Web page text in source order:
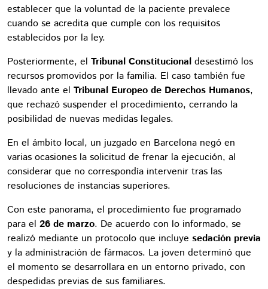
establecer que la voluntad de la paciente prevalece
cuando se acredita que cumple con los requisitos
establecidos por la ley.
Posteriormente, el Tribunal Constitucional desestimó los
recursos promovidos por la familia. El caso también fue
llevado ante el Tribunal Europeo de Derechos Humanos,
que rechazó suspender el procedimiento, cerrando la
posibilidad de nuevas medidas legales.
En el ámbito local, un juzgado en Barcelona negó en
varias ocasiones la solicitud de frenar la ejecución, al
considerar que no correspondía intervenir tras las
resoluciones de instancias superiores.
Con este panorama, el procedimiento fue programado
para el 26 de marzo. De acuerdo con lo informado, se
realizó mediante un protocolo que incluye sedación previa
y la administración de fármacos. La joven determinó que
el momento se desarrollara en un entorno privado, con
despedidas previas de sus familiares.